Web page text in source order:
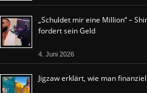
„Schuldet mir eine Million“ –
fordert sein Geld
4. Juni 2026
Jigzaw erklärt, wie man